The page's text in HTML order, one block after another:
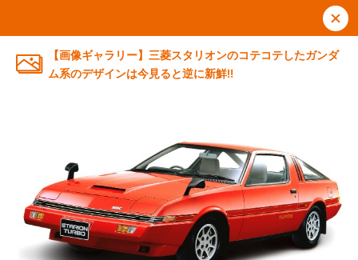
【画像ギャラリー】三菱スタリオンのコテコテしたガンダ
ム系のデザインは今見ると逆に新鮮!!